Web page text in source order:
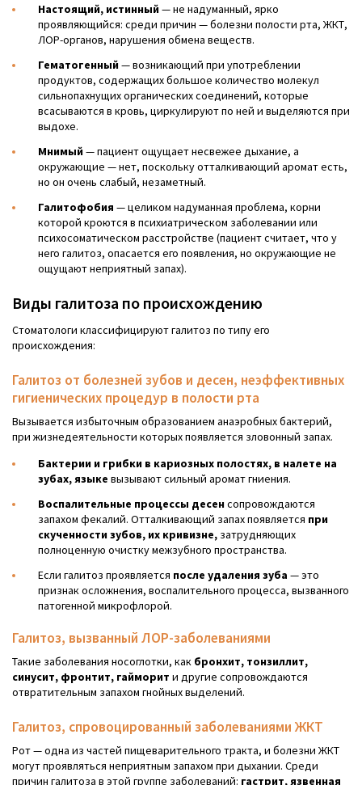
Настоящий, истинный— не надуманный, ярко
проявляющийся: среди причин — болезни полости рта, ЖКТ,
ЛОР-органов, нарушения обмена веществ.
Гематогенный— возникающий при употреблении
продуктов, содержащих большое количество молекул
сильнопахнущих органических соединений, которые
всасываются в кровь, циркулируют по ней и выделяются при
выдохе.
Мнимый— пациент ощущает несвежее дыхание, а
окружающие — нет, поскольку отталкивающий аромат есть,
но он очень слабый, незаметный.
Галитофобия — целиком надуманная проблема, корни
которой кроются в психиатрическом заболевании или
психосоматическом расстройстве (пациент считает, что у
него галитоз, опасается его появления, но окружающие не
ощущают неприятный запах).
Виды галитоза по происхождению
Стоматологи классифицируют галитоз по типу его
происхождения:
Галитоз от болезней зубов и десен, неэффективных
гигиенических процедур в полости рта
Вызывается избыточным образованием анаэробных бактерий,
при жизнедеятельности которых появляется зловонный запах.
Бактерии и грибки в кариозных полостях, в налете на
зубах, языке вызывают сильный аромат гниения.
Воспалительные процессы десенсопровождаются
запахом фекалий. Отталкивающий запах появляется при
скученности зубов, их кривизне, затрудняющих
полноценную очистку межзубного пространства.
Если галитоз проявляется после удаления зуба — это
признак осложнения, воспалительного процесса, вызванного
патогенной микрофлорой.
Галитоз, вызванный ЛОР-заболеваниями
Такие заболевания носоглотки, как бронхит, тонзиллит,
синусит, фронтит, гайморит и другие сопровождаются
отвратительным запахом гнойных выделений.
Галитоз, спровоцированный заболеваниями ЖКТ
Рот — одна из частей пищеварительного тракта, и болезни ЖКТ
могут проявляться неприятным запахом при дыхании. Среди
причин галитоза в этой группе заболеваний: гастрит, язвенная